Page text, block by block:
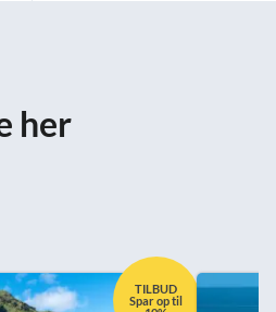
her
TILBUD
Spar op til